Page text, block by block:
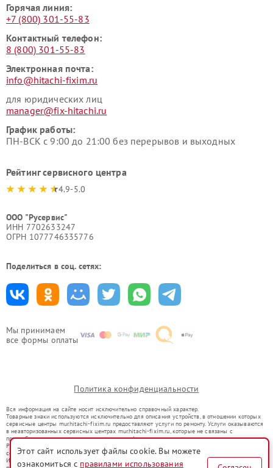
Мы принимаем
все формы оплаты
Горячая линия:
+7 (800) 301-55-83
Контактный телефон:
8 (800) 301-55-83
Электронная почта:
info@hitachi-fixim.ru
для юридических лиц
manager@fix-hitachi.ru
График работы:
ПН-ВСК с 9:00 до 21:00 без перерывов и выходных
Рейтинг сервисного центра
4.9-5.0
ООО "Русервис"
ИНН 7702633247
ОГРН 1077746335776
Поделиться в соц. сетях:
Политика конфиденциальности
Вся информация на сайте носит исключительно справочный характер.
Товарные знаки используются исключительно для описания устройств, в отношении которых
сервисные центры mur.hitachi-fixim.ru предоставляют услуги по ремонту. Услуги оказываются
в неавторизованных сервисных центрах mur.hitachi-fixim.ru, которые не связаны с
правообладателями товарных знаков или их официальными представителями.
Ремонт осуществляется для устройств, уже введенных в гражданский оборот в соответствии
со статьей 1487 ГК РФ.
Использование товарных знаков не преследует цели индивидуализации услуг или введения
Этот сайт использует файлы cookie. Вы можете
ознакомиться с правилами использования